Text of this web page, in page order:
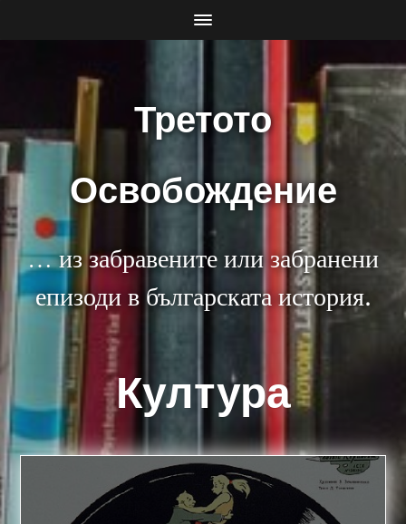
Третото
Освобождение
… из забравените или забранени
епизоди в българската история.
Култура